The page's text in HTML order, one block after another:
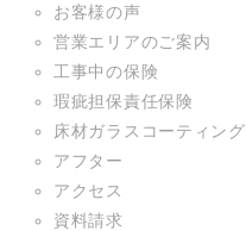
お客様の声
営業エリアのご案内
工事中の保険
瑕疵担保責任保険
床材ガラスコーティング
アフター
アクセス
資料請求